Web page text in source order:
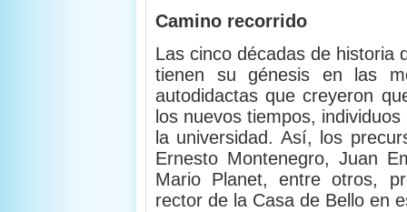
Camino recorrido
Las cinco décadas de historia
tienen su génesis en las
autodidactas que creyeron
los nuevos tiempos,
la universidad. Así, los
Ernesto Montenegro, Juan
Mario Planet, entre otros,
rector de la Casa de Bello en